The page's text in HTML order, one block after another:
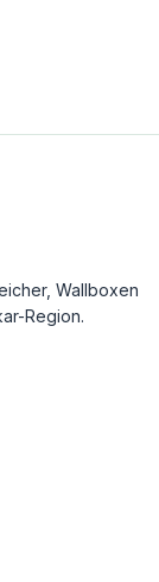
Wallboxen
Region.